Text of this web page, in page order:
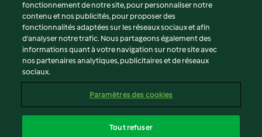
© Copyright 2026
Conditions d'utilisation
Politique de confidentialité
Non-responsabilité
Mentions légales
Contenu du rapport
fonctionnement de notre site, pour personnaliser notre
contenu et nos publicités, pour proposer des
fonctionnalités adaptées sur les réseaux sociaux et afin
d’analyser notre trafic. Nous partageons également des
informations quant à votre navigation sur notre site avec
nos partenaires analytiques, publicitaires et de réseaux
sociaux.
Paramètres des cookies
Tout refuser